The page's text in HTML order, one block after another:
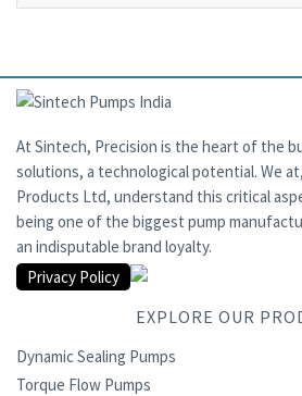
At Sintech, Precision is the heart of the
solutions, a technological potential. We
Products Ltd, understand this critical
being one of the biggest pump
an indisputable brand loyalty.
Privacy Policy
EXPLORE OUR
Dynamic Sealing Pumps
Torque Flow Pumps